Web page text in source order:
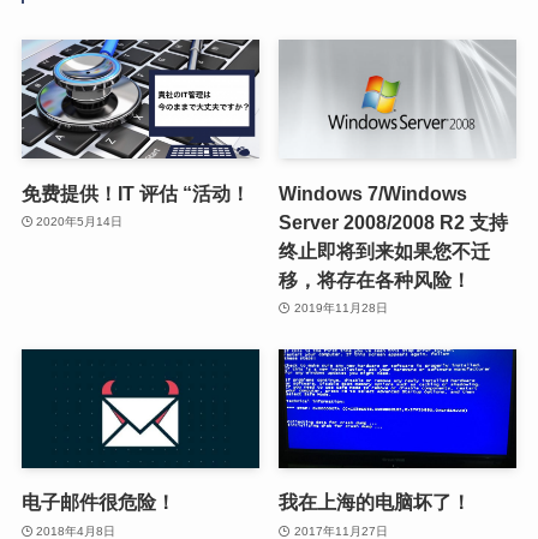
免费提供！IT 评估 “活动！
2020年5月14日
Windows 7/Windows
Server 2008/2008 R2 支持
终止即将到来如果您不迁
移，将存在各种风险！
2019年11月28日
电子邮件很危险！
2018年4月8日
我在上海的电脑坏了！
2017年11月27日